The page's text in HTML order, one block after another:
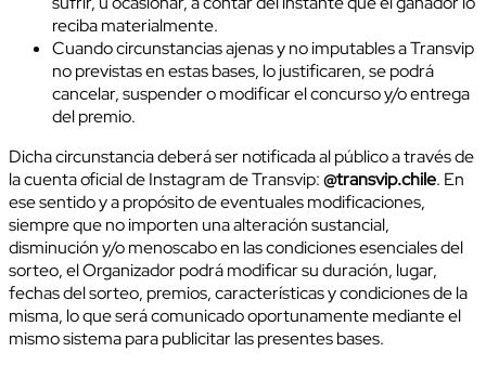
reciba materialmente.
Cuando circunstancias ajenas y no imputables a Transvip
no previstas en estas bases, lo justificaren, se podrá
cancelar, suspender o modificar el concurso y/o entrega
del premio.
Dicha circunstancia deberá ser notificada al público a través de
la cuenta oficial de Instagram de Transvip:@transvip.chile. En
ese sentido y a propósito de eventuales modificaciones,
siempre que no importen una alteración sustancial,
disminución y/o menoscabo en las condiciones esenciales del
sorteo, el Organizador podrá modificar su duración, lugar,
fechas del sorteo, premios, características y condiciones de la
misma, lo que será comunicado oportunamente mediante el
mismo sistema para publicitar las presentes bases.